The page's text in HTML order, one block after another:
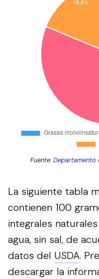
Fuente:Departamento
La siguiente tabla
contienen 100
integrales
agua, sin sal, de
datos del USDA.
descargar la